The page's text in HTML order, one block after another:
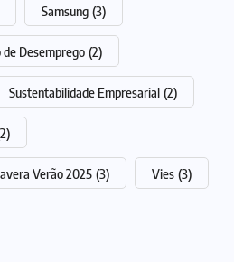
Samsung (3)
de Desemprego (2)
Sustentabilidade Empresarial (2)
Verão 2025 (3) Vies (3)